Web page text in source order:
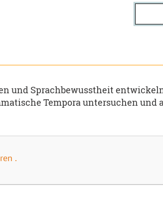
und Sprachbewusstheit
Tempora untersuchen und
.